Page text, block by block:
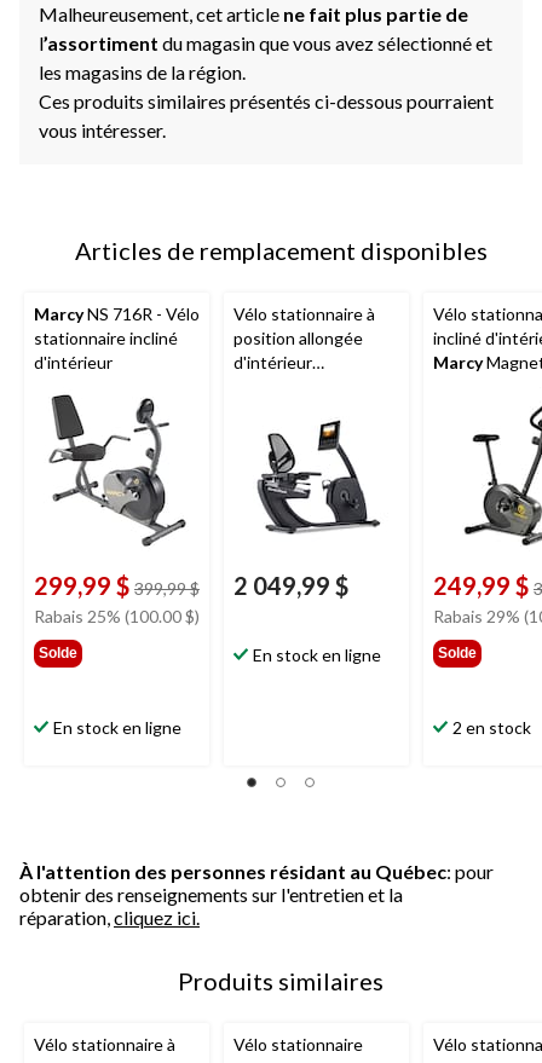
Malheureusement, cet article ne fait plus partie de
l’assortiment du magasin que vous avez sélectionné et
les magasins de la région.
Ces produits similaires présentés ci-dessous pourraient
vous intéresser.
Articles de remplacement disponibles
MarcyNS 716R - Vélo
stationnaire incliné
d'intérieur
299,99 $ 399,99 $prix
Rabais 25% (100.00 $)
Solde
En stock en ligne
Vélo stationnaire à
position allongée
d'intérieur
technologie iFIT
2 049,99 $
En stock en ligne
Vélo
incliné
Marcy
249,99 $
Rabais 29%
Solde
2 en stock
À l'attention des personnes résidant au Québec: pour
obtenir des renseignements sur l'entretien et la
réparation, cliquez ici.
Produits similaires
Vélo stationnaire à
Vélo stationnaire
Vélo